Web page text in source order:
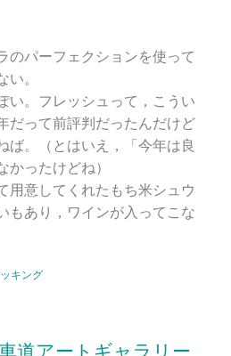
パーフェクションを使って
い。
い。フレッシュって，こうい
だって前評判だったんだけど
ば。（とはいえ，「今年は良
かったけどね）
意してくれたもち米シュウ
もあり，ワインが入ってこな
キング
道アートギャラリー